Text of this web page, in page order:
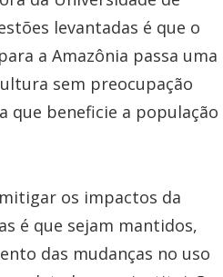
levantadas é que o
a Amazônia passa uma
sem preocupação
que beneficie a população
os impactos da
é que sejam mantidos,
das mudanças no uso